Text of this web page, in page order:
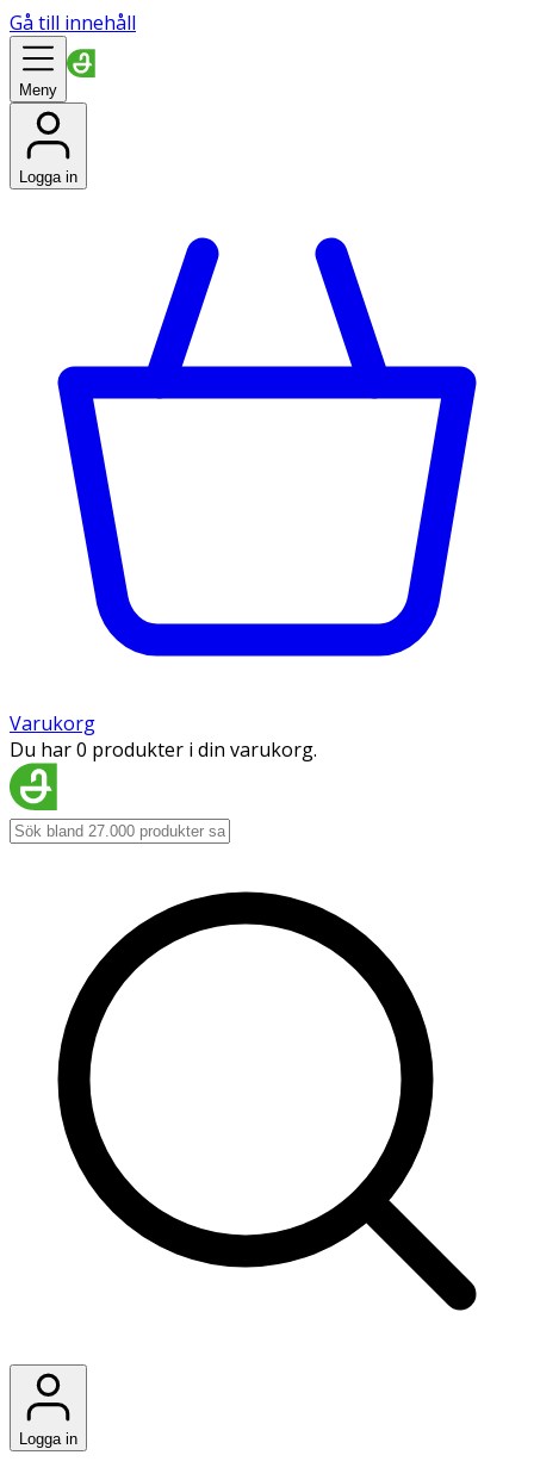
Gå till innehåll
Meny
Logga in
Varukorg
Du har 0 produkter i din varukorg.
Logga in